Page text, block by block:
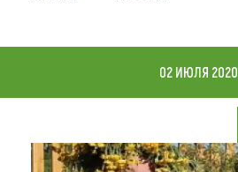
Что привезти (сувениры)
02 ИЮЛЯ 2020